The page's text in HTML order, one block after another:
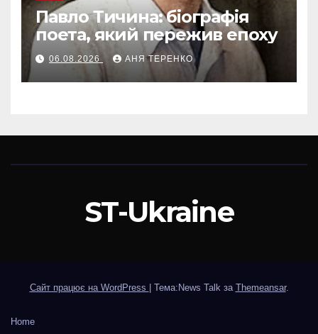
Павло Тичина: біографія
поета, який пережив епоху
06.08.2026 АНЯ ТЕРЕНКО
ST-Ukraine
Сайт працює на WordPress Тема:News Talk за Themeansar.
Home